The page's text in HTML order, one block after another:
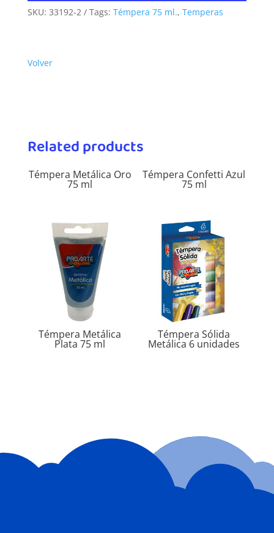
SKU: 33192-2 Tags: Témpera 75 ml., Temperas
Volver
Related products
Témpera Metálica Oro
75 ml
Témpera Confetti Azul
75 ml
Témpera Metálica
Plata 75 ml
Témpera Sólida
Metálica 6 unidades